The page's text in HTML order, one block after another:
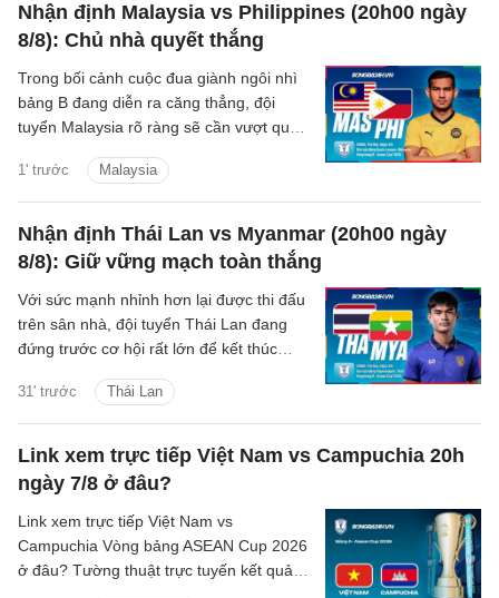
Nhận định Malaysia vs Philippines (20h00 ngày
8/8): Chủ nhà quyết thắng
1' trước Malaysia
Trong bối cảnh cuộc đua giành ngôi nhì
bảng B đang diễn ra căng thẳng, đội
tuyển Malaysia rõ ràng sẽ cần vượt qua
Nhận định Thái Lan vs Myanmar (20h00 ngày
8/8): Giữ vững mạch toàn thắng
31' trước Thái Lan
Với sức mạnh nhỉnh hơn lại được thi đấu
trên sân nhà, đội tuyển Thái Lan đang
đứng trước cơ hội rất lớn để kết thúc
toàn thắng.
Link xem trực tiếp Việt Nam vs Campuchia 20h
ngày 7/8 ở đâu?
Link xem trực tiếp Việt Nam vs
Campuchia Vòng bảng ASEAN Cup 2026
ở đâu? Tường thuật trực tuyến kết quả